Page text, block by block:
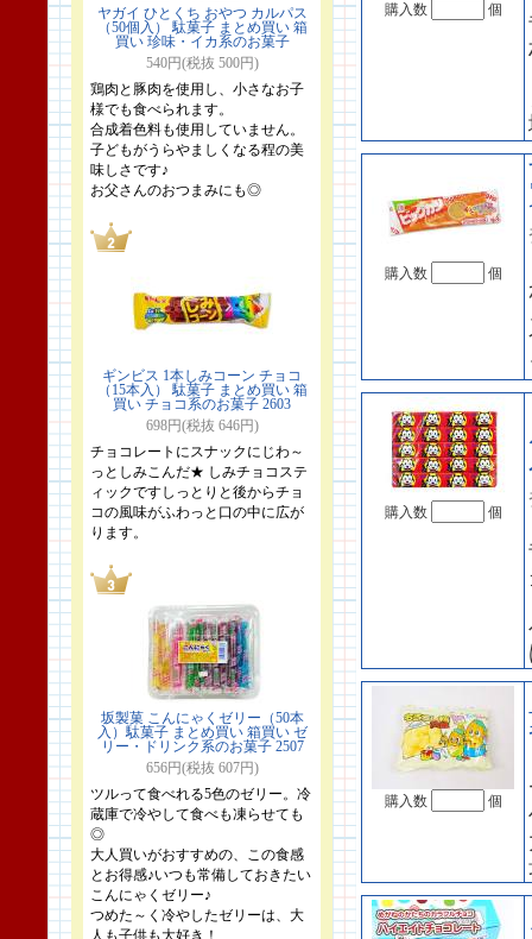
ヤガイ ひとくち おやつ カルパス
（50個入） 駄菓子 まとめ買い 箱
買い 珍味・イカ系のお菓子
540円(税抜 500円)
鶏肉と豚肉を使用し、小さなお子
様でも食べられます。
合成着色料も使用していません。
子どもがうらやましくなる程の美
味しさです♪
お父さんのおつまみにも◎
ギンビス 1本しみコーン チョコ
（15本入） 駄菓子 まとめ買い 箱
買い チョコ系のお菓子 2603
698円(税抜 646円)
チョコレートにスナックにじわ～
っとしみこんだ★ しみチョコステ
ィックですしっとりと後からチョ
コの風味がふわっと口の中に広が
ります。
坂製菓 こんにゃくゼリー（50本
入）駄菓子 まとめ買い 箱買い ゼ
リー・ドリンク系のお菓子 2507
656円(税抜 607円)
ツルって食べれる5色のゼリー。冷
蔵庫で冷やして食べも凍らせても
◎
大人買いがおすすめの、この食感
とお得感♪いつも常備しておきたい
こんにゃくゼリー♪
つめた～く冷やしたゼリーは、大
人も子供も大好き！
購入数 個
購入数 個
購入数 個
購入数 個